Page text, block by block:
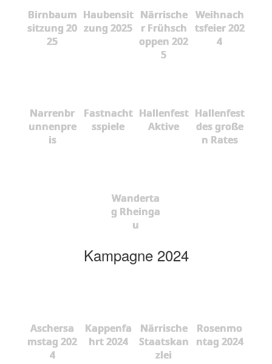
Birnbaum
sitzung 20
25
Haubensit
zung 2025
Närrische
r Frühsch
oppen 202
5
Weihnach
tsfeier 202
4
Narrenbr
unnenpre
is
Fastnacht
sspiele
Hallenfest
Aktive
Hallenfest
des große
n Rates
Wanderta
g Rheinga
u
Kampagne 2024
Aschersa
mstag 202
4
Kappenfa
hrt 2024
Närrische
Staatskan
zlei
Rosenmo
ntag 2024